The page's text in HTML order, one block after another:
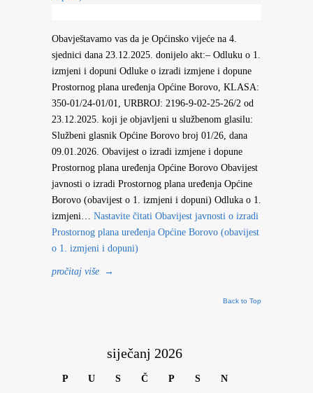
Obavještavamo vas da je Općinsko vijeće na 4.
sjednici dana 23.12.2025. donijelo akt:– Odluku o 1.
izmjeni i dopuni Odluke o izradi izmjene i dopune
Prostornog plana uređenja Općine Borovo, KLASA:
350-01/24-01/01, URBROJ: 2196-9-02-25-26/2 od
23.12.2025. koji je objavljeni u službenom glasilu:
Službeni glasnik Općine Borovo broj 01/26, dana
09.01.2026. Obavijest o izradi izmjene i dopune
Prostornog plana uređenja Općine Borovo Obavijest
javnosti o izradi Prostornog plana uređenja Općine
Borovo (obavijest o 1. izmjeni i dopuni) Odluka o 1.
izmjeni… Nastavite čitati Obavijest javnosti o izradi
Prostornog plana uređenja Općine Borovo (obavijest
o 1. izmjeni i dopuni)
pročitaj više →
Back to Top
siječanj 2026
P U S Č P S N